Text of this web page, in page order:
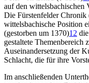
auf den wittelsbachischen
Die Fürstenfelder Chronik
wittelsbachische Position
(gestorben um 1370)12
gestaltete Themenbereich
Auseinandersetzung der
Schlacht, die für ihre
Im anschließenden